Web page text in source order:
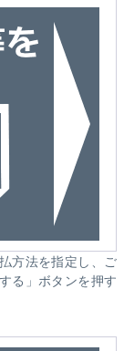
方法を指定し、ご
る」ボタンを押す